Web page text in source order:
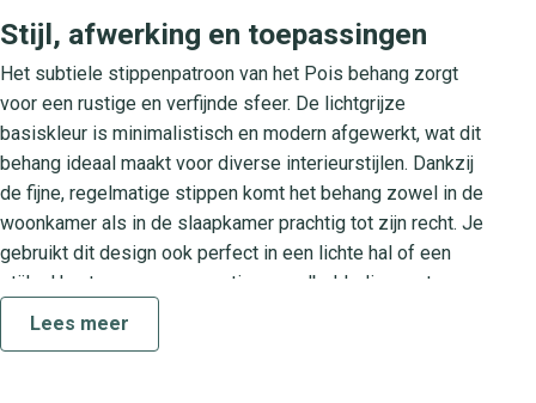
Stijl, afwerking en toepassingen
Het subtiele stippenpatroon van het Pois behang zorgt
voor een rustige en verfijnde sfeer. De lichtgrijze
basiskleur is minimalistisch en modern afgewerkt, wat dit
behang ideaal maakt voor diverse interieurstijlen. Dankzij
de fijne, regelmatige stippen komt het behang zowel in de
woonkamer als in de slaapkamer prachtig tot zijn recht. Je
gebruikt dit design ook perfect in een lichte hal of een
stijlvol kantoor voor een rustige wandbekleding met
designkwaliteit.
Lees meer